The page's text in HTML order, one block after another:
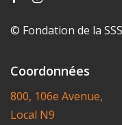
© Fondation de la
Coordonnées
800, 106e Avenue,
Local N9